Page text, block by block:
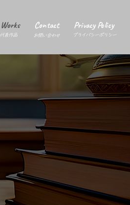
Works Contact Privacy Policy
代表作品 お問い合わせ プライバシーポリシー